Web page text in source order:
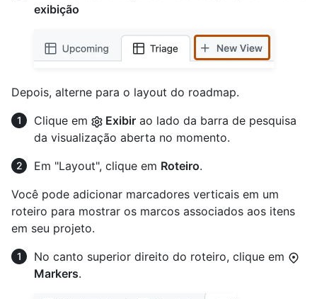
exibição
Depois, alterne para o layout do roadmap.
Clique em
Exibir ao lado da barra de pesquisa
da visualização aberta no momento.
Em "Layout", clique em Roteiro.
Você pode adicionar marcadores verticais em um
roteiro para mostrar os marcos associados aos itens
em seu projeto.
No canto superior direito do roteiro, clique em
Markers.